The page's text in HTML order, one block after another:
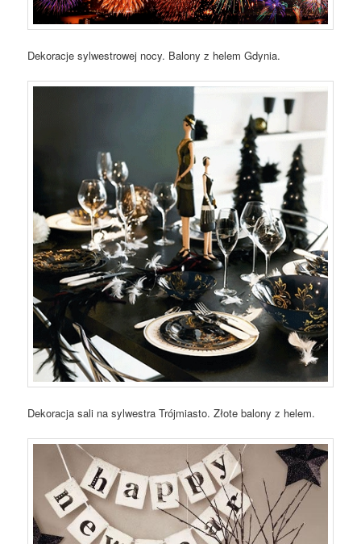
Dekoracje sylwestrowej nocy. Balony z helem Gdynia.
Dekoracja sali na sylwestra Trójmiasto. Złote balony z helem.